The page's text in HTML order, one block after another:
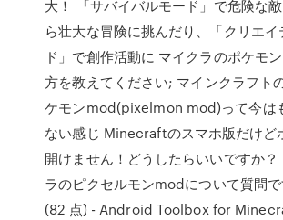
大！ 「サバイバルモード」で危険な
ら壮大な冒険に挑んだり、「クリエイ
ド」で創作活動に マイクラのポケモ
方を教えてください; マインクラフト
ケモンmod(pixelmon mod)って今は
ない感じ Minecraftのスマホ版だけど
開けません！どうしたらいいですか
ラのピクセルモンmodについて質問
(82 点) - Android Toolbox for